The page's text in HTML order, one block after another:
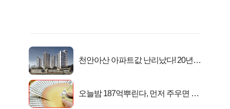
천안아산 아파트값 난리났다! 20년
오늘밤 187억뿌린다, 먼저 주우면 최